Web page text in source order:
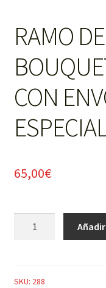
RAMO
CON
65,00€
VERSION
SKU: 288